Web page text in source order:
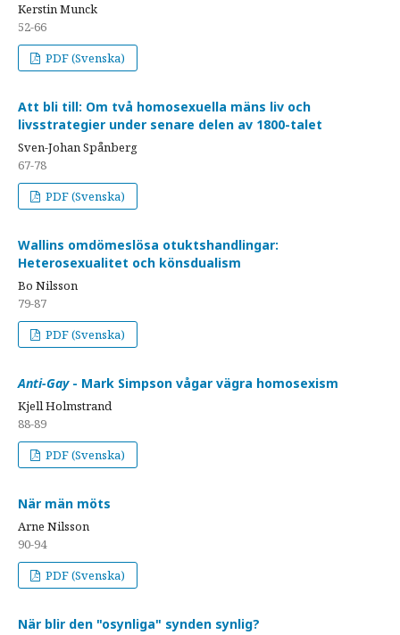
Kerstin Munck
52-66
PDF (Svenska)
Att bli till: Om två homosexuella mäns liv och
livsstrategier under senare delen av 1800-talet
Sven-Johan Spånberg
67-78
PDF (Svenska)
Wallins omdömeslösa otuktshandlingar:
Heterosexualitet och könsdualism
Bo Nilsson
79-87
PDF (Svenska)
Anti-Gay- Mark Simpson vågar vägra homosexism
Kjell Holmstrand
88-89
PDF (Svenska)
När män möts
Arne Nilsson
90-94
PDF (Svenska)
När blir den "osynliga" synden synlig?